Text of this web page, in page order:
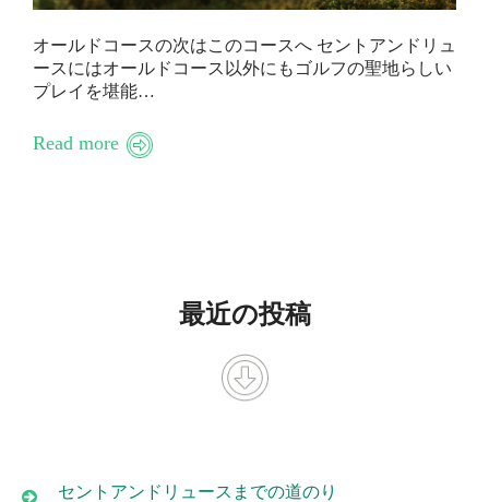
オールドコースの次はこのコースへ セントアンドリュ
ースにはオールドコース以外にもゴルフの聖地らしい
プレイを堪能…
Read more
最近の投稿
セントアンドリュースまでの道のり